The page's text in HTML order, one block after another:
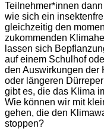
Teilnehmer*innen
wie sich ein
gleichzeitig den
zukommenden
lassen sich
auf einem Schulhof
den Auswirkungen der
oder längeren
gibt es, die das Klima
Wie können wir mit
gehen, die den
stoppen?